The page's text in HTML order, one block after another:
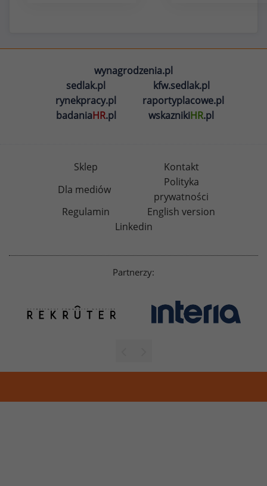
wynagrodzenia.pl
sedlak.pl
kfw.sedlak.pl
rynekpracy.pl
raportyplacowe.pl
badaniaHR.pl wskaznikiHR.pl
Sklep
Kontakt
Dla mediów
Polityka
prywatności
Regulamin
English version
Linkedin
Partnerzy: